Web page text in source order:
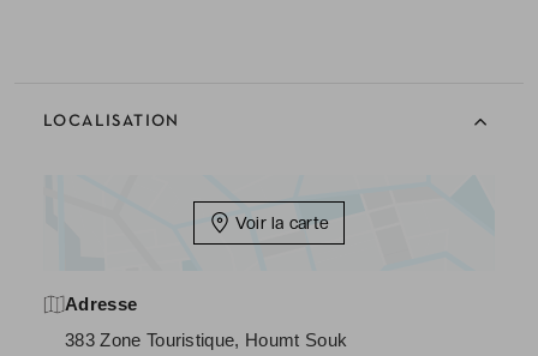
LOCALISATION
Voir la carte
Adresse
383 Zone Touristique, Houmt Souk